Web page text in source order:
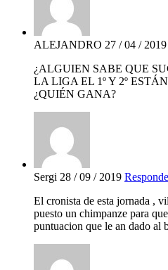
ALEJANDRO 27 / 04 / 2019
¿ALGUIEN SABE QUE
LA LIGA EL 1º Y 2º
¿QUIÉN GANA?
Sergi 28 / 09 / 2019
El cronista de esta jornada ,
puesto un chimpanze para
puntuacion que le an dado al